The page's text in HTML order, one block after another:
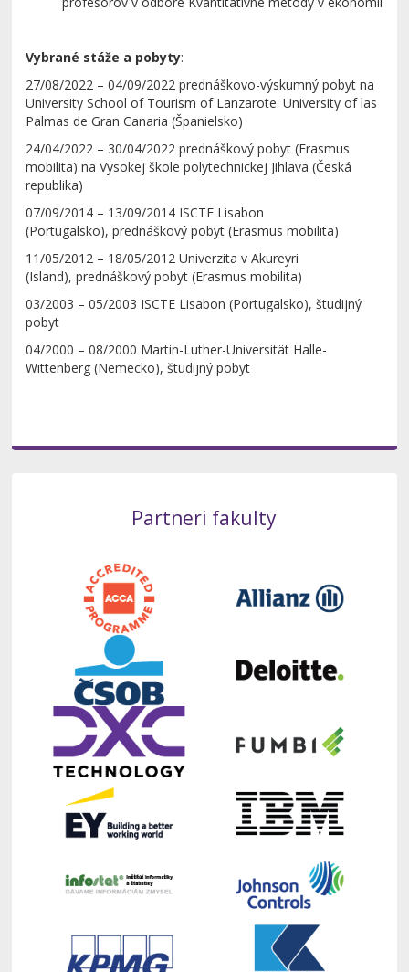
Vybrané stáže a pobyty:
27/08/2022 – 04/09/2022 prednáškovo-výskumný pobyt na
University School of Tourism of Lanzarote. University of las
Palmas de Gran Canaria (Španielsko)
24/04/2022 – 30/04/2022 prednáškový pobyt (Erasmus
mobilita) na Vysokej škole polytechnickej Jihlava (Česká
republika)
07/09/2014 – 13/09/2014 ISCTE Lisabon
(Portugalsko), prednáškový pobyt (Erasmus mobilita)
11/05/2012 – 18/05/2012Univerzita v Akureyri
(Island), prednáškový pobyt (Erasmus mobilita)
03/2003 – 05/2003 ISCTE Lisabon (Portugalsko), študijný
pobyt
04/2000 – 08/2000 Martin-Luther-Universität Halle-
Wittenberg (Nemecko), študijný pobyt
Partneri fakulty